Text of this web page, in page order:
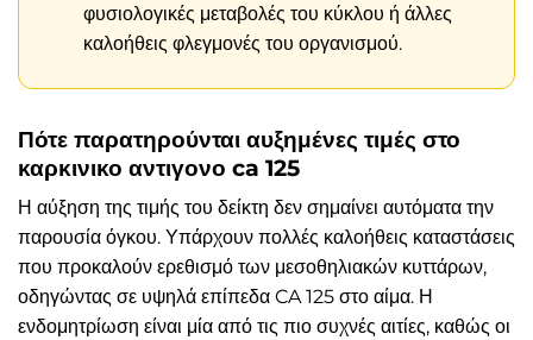
φυσιολογικές μεταβολές του κύκλου ή άλλες
καλοήθεις φλεγμονές του οργανισμού.
Πότε παρατηρούνται αυξημένες τιμές στο
καρκινικο αντιγονο ca 125
Η αύξηση της τιμής του δείκτη δεν σημαίνει αυτόματα την
παρουσία όγκου. Υπάρχουν πολλές καλοήθεις καταστάσεις
που προκαλούν ερεθισμό των μεσοθηλιακών κυττάρων,
οδηγώντας σε υψηλά επίπεδα CA 125 στο αίμα. Η
ενδομητρίωση είναι μία από τις πιο συχνές αιτίες, καθώς οι